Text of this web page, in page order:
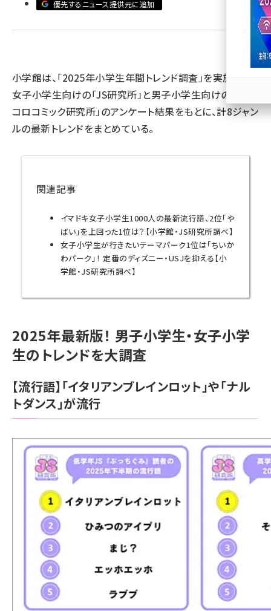
優先するニュース提供元に追加
小学館は、「2025年小学生年間トレンド調査」を実施した。
女子小学生向けの「JS研究所」と男子小学生向けの「コロ
コロコミック研究所」のアンケート結果をもとに、計8ジャン
ルの最新トレンドをまとめている。
関連記事
イマドキ女子小学生1000人の最新流行語、2位「や
ばい」を上回った1位は？【小学館・JS研究所調べ】
女子小学生が行きたいテーマパーク1位は「ちいか
わパーク」！ 定番のディズニー・USJを抑える【小
学館・JS研究所調べ】
2025年最新版！ 男子小学生・女子小学
生のトレンドを大調査
【流行語】「イタリアンブレインロット」や「ナル
トダンス」が流行